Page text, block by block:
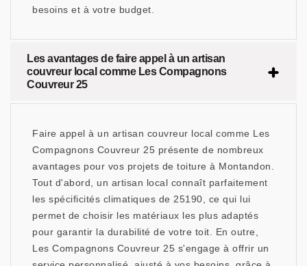
besoins et à votre budget.
Les avantages de faire appel à un artisan
couvreur local comme Les Compagnons
Couvreur 25
Faire appel à un artisan couvreur local comme Les
Compagnons Couvreur 25 présente de nombreux
avantages pour vos projets de toiture à Montandon.
Tout d'abord, un artisan local connaît parfaitement
les spécificités climatiques de 25190, ce qui lui
permet de choisir les matériaux les plus adaptés
pour garantir la durabilité de votre toit. En outre,
Les Compagnons Couvreur 25 s'engage à offrir un